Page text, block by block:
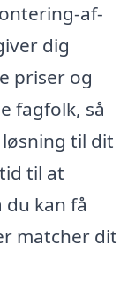
af-
dig
priser og
fagfolk, så
til dit
til at
du kan få
matcher dit